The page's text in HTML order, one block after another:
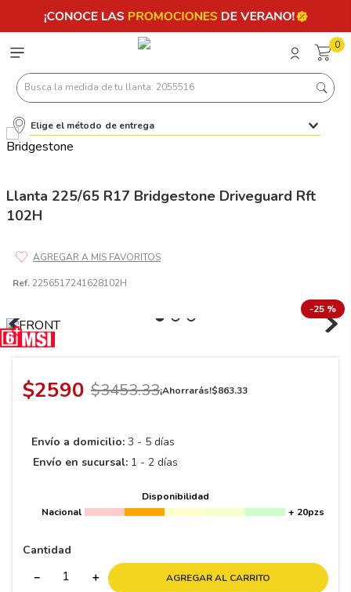
0
Busca la medida de tu llanta: 2055516
Elige el método de entrega
Llanta 225/65 R17 Bridgestone Driveguard Rft
102H
Ref. 2256517241628102H
-25 %
$2590 $3453.33¡Ahorrarás!$863.33
Envío a domicilio: 3 - 5 días
Envío en sucursal: 1 - 2 días
Disponibilidad
Nacional
+ 20pzs
Cantidad
＋
－ AGREGAR AL CARRITO
Términos más buscados
7 245